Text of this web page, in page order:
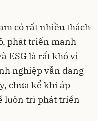
có rất nhiều thách
phát triển manh
ESG là rất khó vì
nghiệp vẫn đang
chưa kể khi áp
luôn trì phát triển